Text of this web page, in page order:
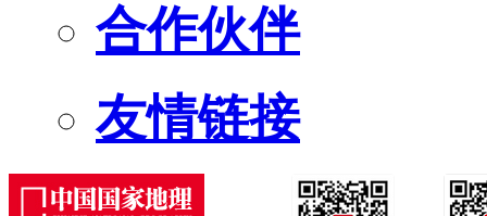
合作伙伴
友情链接